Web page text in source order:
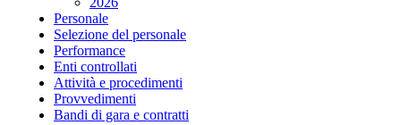
Personale
Selezione del personale
Performance
Enti controllati
Attività e procedimenti
Provvedimenti
Bandi di gara e contratti